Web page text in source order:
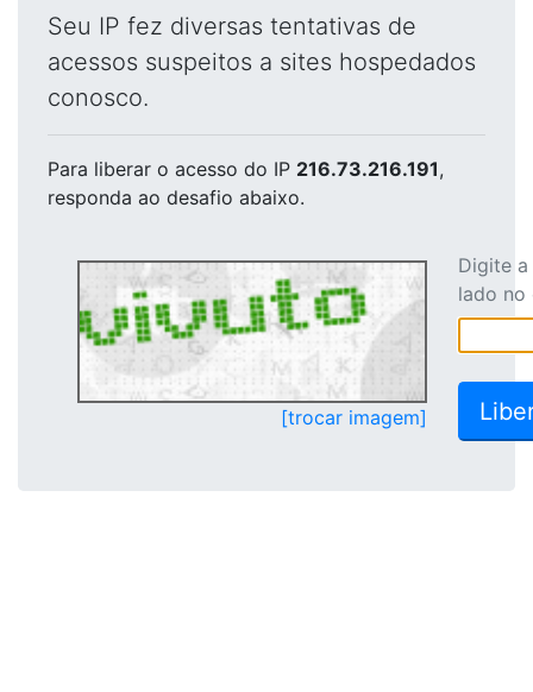
Seu IP fez diversas tentativas de
acessos suspeitos a sites hospedados
conosco.
Para liberar o acesso do IP 216.73.216.191,
responda ao desafio abaixo.
[trocar imagem]
Digite
lado no